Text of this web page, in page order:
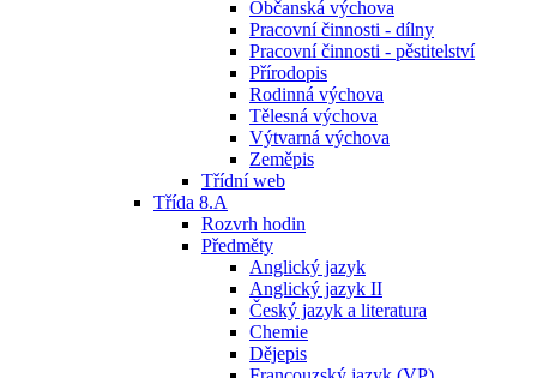
Občanská výchova
Pracovní činnosti - dílny
Pracovní činnosti - pěstitelství
Přírodopis
Rodinná výchova
Tělesná výchova
Výtvarná výchova
Zeměpis
Třídní web
Třída 8.A
Rozvrh hodin
Předměty
Anglický jazyk
Anglický jazyk II
Český jazyk a literatura
Chemie
Dějepis